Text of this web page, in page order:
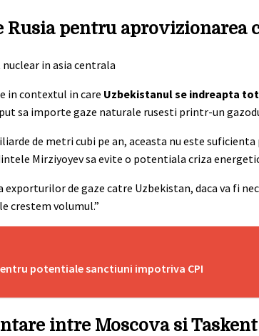
pentru aprovizionarea
in contextul in care Uzbekistanul se indreapta
sa importe gaze naturale rusesti printr-un
de metri cubi pe an, aceasta nu este
Mirziyoyev sa evite o potentiala criza
de gaze catre Uzbekistan, daca va fi
crestem volumul.”
potentiale sanctiuni impotriva CPI
intre Moscova si Taskent